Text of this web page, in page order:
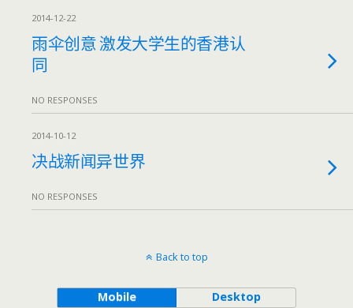
2014-12-22
雨伞创意 激发大学生的香港认
同
NO RESPONSES
2014-10-12
决战新闻异世界
NO RESPONSES
Back to top
Mobile Desktop